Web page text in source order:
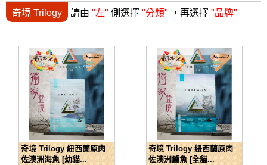
奇境 Trilogy 請由 "左" 側選擇 "分類" ，再選擇 "品牌"
奇境 Trilogy 紐西蘭原肉
佐澳洲海魚 [幼貓...
奇境 Trilogy 紐西蘭原肉
佐澳洲鱸魚 [全貓...